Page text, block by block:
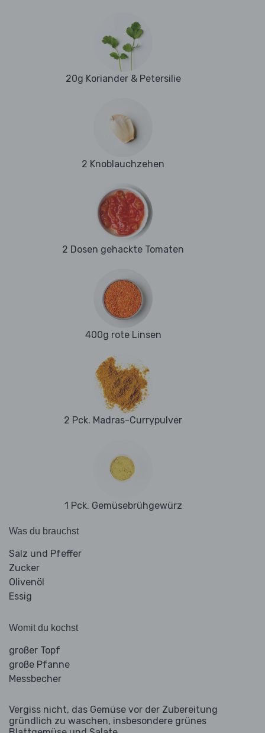
20g Koriander & Petersilie
2 Knoblauchzehen
2 Dosen gehackte Tomaten
400g rote Linsen
2 Pck. Madras-Currypulver
1 Pck. Gemüsebrühgewürz
Was du brauchst
Salz und Pfeffer
Zucker
Olivenöl
Essig
Womit du kochst
großer Topf
große Pfanne
Messbecher
Vergiss nicht, das Gemüse vor der Zubereitung
gründlich zu waschen, insbesondere grünes